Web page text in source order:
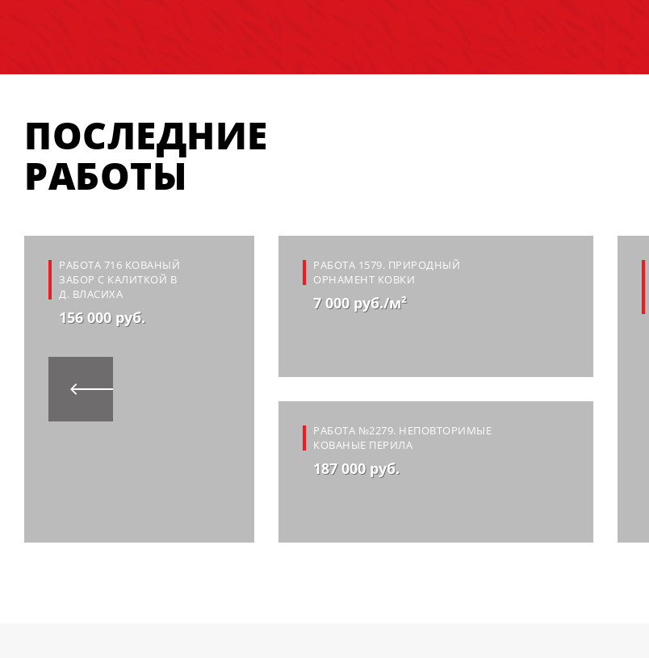
ПОСЛЕДНИЕ
РАБОТЫ
РАБОТА 716 КОВАНЫЙ
ЗАБОР С КАЛИТКОЙ В
Д. ВЛАСИХА
156 000 руб.
РАБОТА 1579. ПРИРОДНЫЙ
ОРНАМЕНТ КОВКИ
7 000 руб./м²
РАБОТА №2279. НЕПОВТОРИМЫЕ
КОВАНЫЕ ПЕРИЛА
187 000 руб.